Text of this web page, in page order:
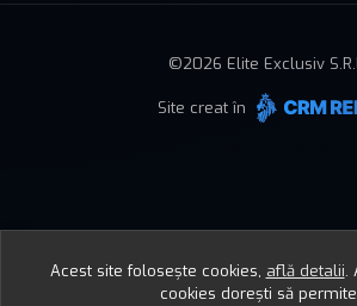
©2026 Elite Exclusiv
Site creat în
Acest site folosește cookies, află detalii.
cookies dorești să